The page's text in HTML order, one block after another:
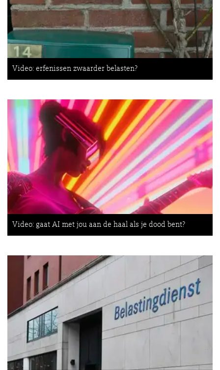
Video: erfenissen zwaarder belasten?
Video: gaat AI met jou aan de haal als je dood bent?